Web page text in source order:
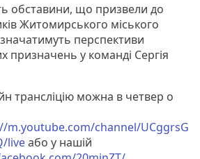
обставини, що призвели до
Житомирського міського
перспективи
призначень у команді Сергія
трансліцію можна в четвер о
m.youtube.com/channel/UCggrsG
liveабо у нашій